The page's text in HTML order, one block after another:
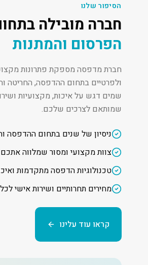
הסיפור שלנו
חברה מובילה
הפרסום והמתנות
חברת מדפסה מספקת פתרונות
ולפרטיים בתחום ההדפסה, החריטה
שמים דגש על איכות, מקצועיות
שמותאם לצרכים שלכם.
ניסיון של שנים בתחום ההדפסה
צוות מקצועי ומסור שמלווה
טכנולוגיות הדפסה מתקדמות
מחירים תחרותיים ושירות אישי
קראו עוד עלינו